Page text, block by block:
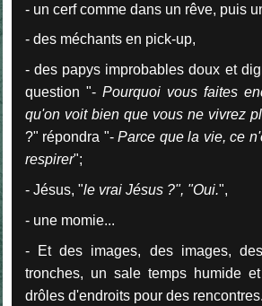
- un cerf comme dans un rêve, puis
- des méchants en pick-up,
- des papys improbables doux et
question "- Pourquoi vous faites
qu'on voit bien que vous ne vivrez
?" répondra "-Parce que la vie, ce
respirer";
- Jésus, "le vrai Jésus ?", "Oui.",
- une momie...
- Et des images, des images,
tronches, un sale temps humide
drôles d'endroits pour des rencontres.